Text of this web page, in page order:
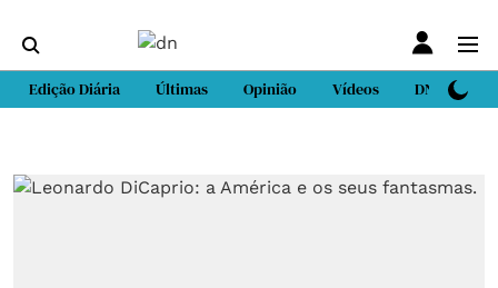
Edição Diária Últimas Opinião Vídeos DN Sport